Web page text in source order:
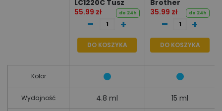
LC1220C Tusz
cyan, wydajność
300 stron A4, 4,8
55.99 zł do 24h
- +
DO KOSZYKA
Brother
LC1240C
35.99 zł do 24h
- +
DO KOSZYKA
Kolor
Wydajność 4.8 ml 15 ml